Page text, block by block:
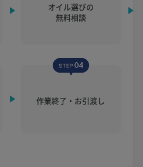
オイル選びの
無料相談
作業終了・お引渡し